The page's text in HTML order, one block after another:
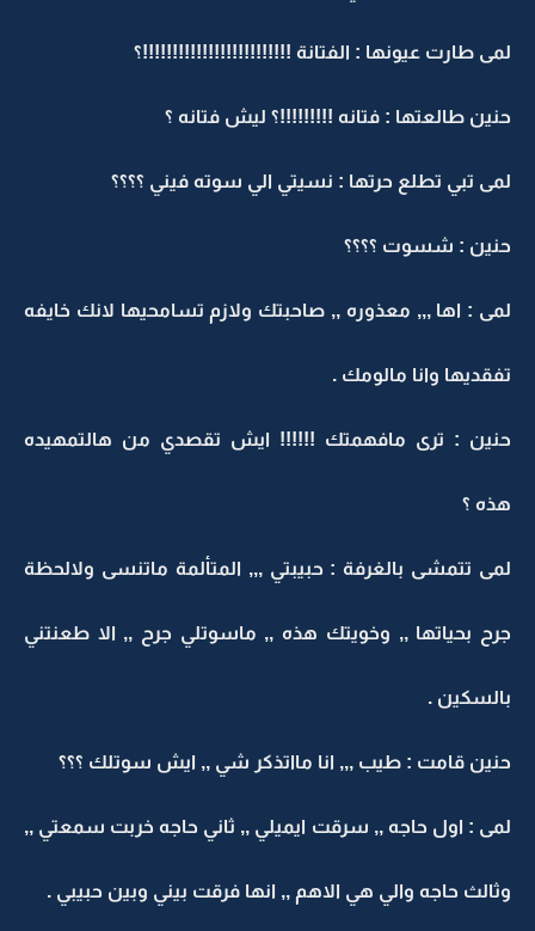
لمى طارت عيونها : الفتانة !!!!!!!!!!!!!!!!!!!!!!!!!؟
حنين طالعتها : فتانه !!!!!!!!!؟ ليش فتانه ؟
لمى تبي تطلع حرتها : نسيتي الي سوته فيني ؟؟؟؟
حنين : شسوت ؟؟؟؟
لمى : اها ,,, معذوره ,, صاحبتك ولازم تسامحيها لانك خايفه
تفقديها وانا مالومك .
حنين : ترى مافهمتك !!!!!! ايش تقصدي من هالتمهيده
هذه ؟
لمى تتمشى بالغرفة : حبيبتي ,,, المتألمة ماتنسى ولالحظة
جرح بحياتها ,, وخويتك هذه ,, ماسوتلي جرح ,, الا طعنتني
بالسكين .
حنين قامت : طيب ,,, انا مااتذكر شي ,, ايش سوتلك ؟؟؟
لمى : اول حاجه ,, سرقت ايميلي ,, ثاني حاجه خربت سمعتي ,,
وثالث حاجه والي هي الاهم ,, انها فرقت بيني وبين حبيبي .